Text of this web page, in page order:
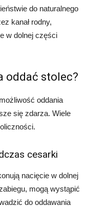
do naturalnego
kanał rodny,
w dolnej części
oddać stolec?
oddania
się zdarza. Wiele
cesarki
nacięcie w dolnej
mogą wystąpić
do oddawania